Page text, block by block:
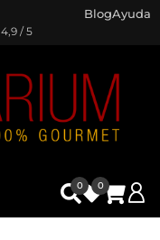
4,9 / 5
BlogAyuda
0 0